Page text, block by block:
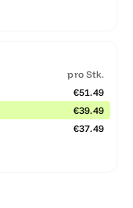
pro Stk.
€51.49
€39.49
€37.49